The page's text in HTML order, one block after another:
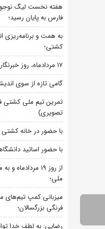
هفته نخست لیگ
فارس به پایان رسید؛
به همت و برنامه‌ریزی
کشتی؛
۱۷ مردادماه، روز خبرنگار گرامی باد؛
گامی تازه از سوی
تمرین تیم ملی کشتی
تصویری)
با حضور در خانه کشتی
با حضور اساتید
از روز 19
ملی؛
میزبانی کمپ تیم‌های
فرنگی بزرگسالان؛
رضایی: به لطف خدا